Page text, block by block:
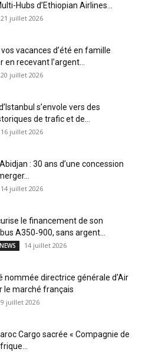
Hubs d’Ethiopian Airlines...
21 juillet 2026
vacances d’été en famille
en recevant l’argent...
20 juillet 2026
s’envole vers des
de trafic et de...
16 juillet 2026
: 30 ans d’une concession
14 juillet 2026
le financement de son
A350‑900, sans argent...
14 juillet 2026
nommée directrice générale d’Air
le marché français
9 juillet 2026
Cargo sacrée « Compagnie de